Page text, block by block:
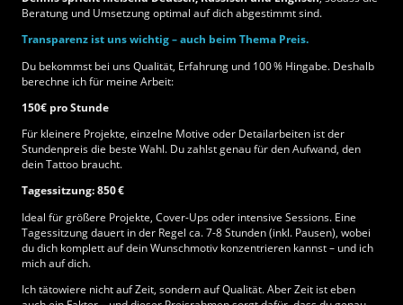
Beratung und Umsetzung optimal auf dich abgestimmt sind.
Transparenz ist uns wichtig – auch beim Thema Preis.
Du bekommst bei uns Qualität, Erfahrung und 100 % Hingabe. Deshalb
berechne ich für meine Arbeit:
150€ pro Stunde
Für kleinere Projekte, einzelne Motive oder Detailarbeiten ist der
Stundenpreis die beste Wahl. Du zahlst genau für den Aufwand, den
dein Tattoo braucht.
Tagessitzung: 850 €
Ideal für größere Projekte, Cover-Ups oder intensive Sessions. Eine
Tagessitzung dauert in der Regel ca. 7-8 Stunden (inkl. Pausen), wobei
du dich komplett auf dein Wunschmotiv konzentrieren kannst – und ich
mich auf dich.
Ich tätowiere nicht auf Zeit, sondern auf Qualität. Aber Zeit ist eben